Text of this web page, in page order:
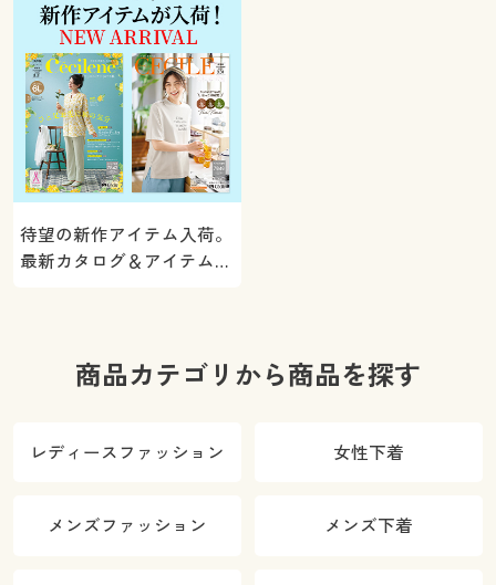
待望の新作アイテム入荷。
最新カタログ＆アイテムを
商品カテゴリから商品を探す
レディースファッション 女性下着
メンズファッション メンズ下着